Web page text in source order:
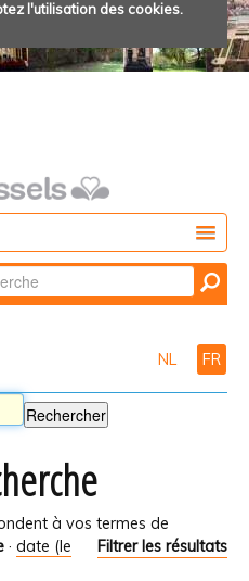
l'utilisation des cookies.
par
NL FR
à vos termes de
Filtrer les résultats
· date (le